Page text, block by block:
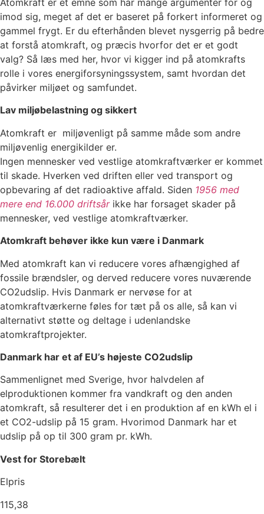
Atomkraft er et emne som har mange argumenter for og
imod sig, meget af det er baseret på forkert informeret og
gammel frygt. Er du efterhånden blevet nysgerrig på bedre
at forstå atomkraft, og præcis hvorfor det er et godt
valg? Så læs med her, hvor vi kigger ind på atomkrafts
rolle i vores energiforsyningssystem, samt hvordan det
påvirker miljøet og samfundet.
Lav miljøbelastning og sikkert
Atomkraft er miljøvenligt på samme måde som andre
miljøvenlig energikilder er.
Ingen mennesker ved vestlige atomkraftværker er kommet
til skade. Hverken ved driften eller ved transport og
opbevaring af det radioaktive affald. Siden 1956 med
mere end 16.000 driftsårikke har forsaget skader på
mennesker, ved vestlige atomkraftværker.
Atomkraft behøver ikke kun være i Danmark
Med atomkraft kan vi reducere vores afhængighed af
fossile brændsler, og derved reducere vores nuværende
CO2udslip. Hvis Danmark er nervøse for at
atomkraftværkerne føles for tæt på os alle, så kan vi
alternativt støtte og deltage i udenlandske
atomkraftprojekter.
Danmark har et af EU’s højeste CO2udslip
Sammenlignet med Sverige, hvor halvdelen af
elproduktionen kommer fra vandkraft og den anden
atomkraft, så resulterer det i en produktion af en kWh el i
et CO2-udslip på 15 gram. Hvorimod Danmark har et
udslip på op til 300 gram pr. kWh.
Vest for Storebælt
Elpris
115,38